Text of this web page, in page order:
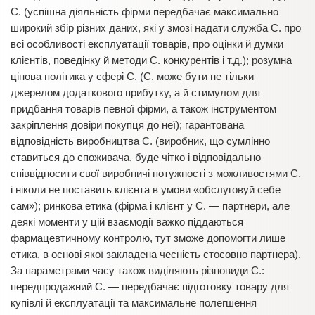
С. (успішна діяльність фірми передбачає максимально
широкий збір різних даних, які у змозі надати служба С. про
всі особливості експлуатації товарів, про оцінки й думки
клієнтів, поведінку й методи С. конкурентів і т.д.); розумна
цінова політика у сфері С. (С. може бути не тільки
джерелом додаткового прибутку, а й стимулом для
придбання товарів певної фірми, а також інструментом
закріплення довіри покупця до неї); гарантована
відповідність виробництва С. (виробник, що сумлінно
ставиться до споживача, буде чітко і відповідально
співвідносити свої виробничі потужності з можливостями С.
і ніколи не поставить клієнта в умови «обслуговуй себе
сам»); ринкова етика (фірма і клієнт у С. — партнери, але
деякі моменти у цій взаємодії важко піддаються
фармацевтичному контролю, тут зможе допомогти лише
етика, в основі якої закладена чесність стосовно партнера).
За параметрами часу також виділяють різновиди С.:
передпродажний С. — передбачає підготовку товару для
купівлі й експлуатації та максимальне полегшення